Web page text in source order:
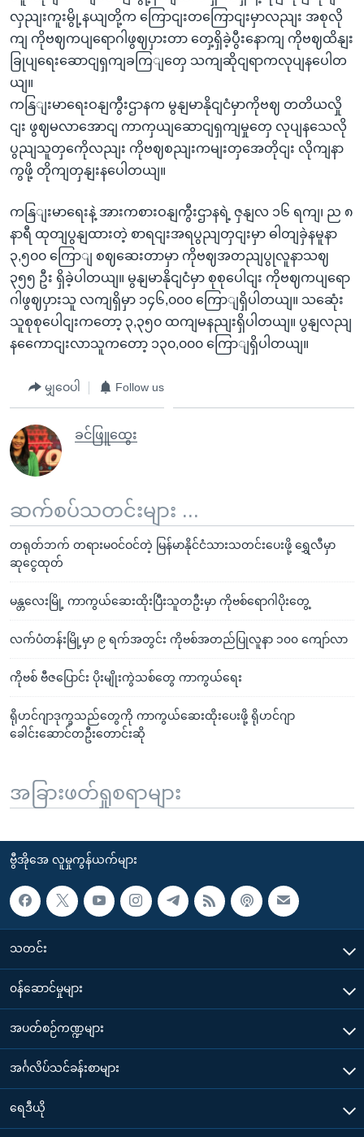
လှညျးကူးမွို့နယျတို့က ကြောငျးတကြောငျးမှာလညျး အစုလို
ကျ ကိုဗဈကပျရောဂါဖွဈပှားတာ တှေ့ရှိခဲ့ပွီးနောကျ ကိုဗဈထိနျး
ခြုပျရေးဆောငျရှကျခကြျတှေ သကျဆိုငျရာကလုပျနပေါတ
ယျ။
ကနြျးမာရေးဝနျကွီးဌာနက မွနျမာနိုငျငံမှာကိုဗဈ တတိယလှို
ငျး ဖွဈမလာအောငျ ကာကှယျဆောငျရှကျမှုတှေ လုပျနသေလို
ပွညျသူတှကေိုလညျး ကိုဗဈစညျးကမျးတှအေတိုငျး လိုကျနာ
ကွဖို့ တိုကျတှနျးနပေါတယျ။
ကနြျးမာရေးနဲ့ အားကစားဝနျကွီးဌာနရဲ့ ဇှနျလ ၁၆ ရကျ၊ ည ၈
နာရီ ထုတျပွနျထားတဲ့ စာရငျးအရပွညျတှငျးမှာ ဓါတျခှဲနမူနာ
၃,၅၀၀ ကြောျ စဈဆေးတာမှာ ကိုဗဈအတညျပွုလူနာသဈ
၃၅၅ ဦး ရှိခဲ့ပါတယျ။ မွနျမာနိုငျငံမှာ စုစုပေါငျး ကိုဗဈကပျရော
ဂါဖွဈပှားသူ လကျရှိမှာ ၁၄၆,၀၀၀ ကြောျရှိပါတယျ။ သဆေုံး
သူစုစုပေါငျးကတော့ ၃,၃၅၀ ထကျမနညျးရှိပါတယျ။ ပွနျလညျ
နကေောငျးလာသူကတော့ ၁၃၀,၀၀၀ ကြောျရှိပါတယျ။
မျှဝေပါ Follow us
ခင်ဖြူထွေး
ဆက်စပ်သတင်းများ ...
တရုတ်ဘက် တရားမဝင်ဝင်တဲ့ မြန်မာနိုင်ငံသားသတင်းပေးဖို့ ရွှေလီမှာ
ဆုငွေထုတ်
မန္တလေးမြို့ ကာကွယ်ဆေးထိုးပြီးသူတဦးမှာ ကိုဗစ်ရောဂါပိုးတွေ့
လက်ပံတန်းမြို့မှာ ၉ ရက်အတွင်း ကိုဗစ်အတည်ပြုလူနာ ၁၀၀ ကျော်လာ
ကိုဗစ် ဗီဇပြောင်း ပိုးမျိုးကွဲသစ်တွေ ကာကွယ်ရေး
ရိုဟင်ဂျာဒုက္ခသည်တွေကို ကာကွယ်ဆေးထိုးပေးဖို့ ရိုဟင်ဂျာ
ခေါင်းဆောင်တဦးတောင်းဆို
အခြားဖတ်ရှုစရာများ
ဗွီအိုအေ လူမှုကွန်ယက်များ
သတင်း
၀န်ဆောင်မှုများ
အပတ်စဉ်ကဏ္ဍများ
အင်္ဂလိပ်သင်ခန်းစာများ
ရေဒီယို